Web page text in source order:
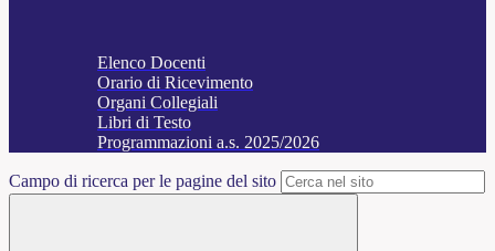
Elenco Docenti
Orario di Ricevimento
Organi Collegiali
Libri di Testo
Programmazioni a.s. 2025/2026
Campo di ricerca per le pagine del sito